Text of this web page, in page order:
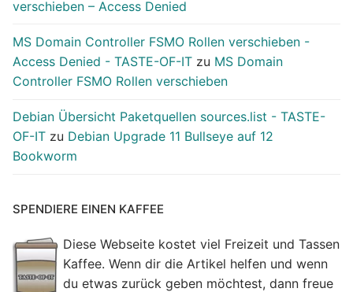
verschieben – Access Denied
MS Domain Controller FSMO Rollen verschieben -
Access Denied - TASTE-OF-IT zu MS Domain
Controller FSMO Rollen verschieben
Debian Übersicht Paketquellen sources.list - TASTE-
OF-IT zu Debian Upgrade 11 Bullseye auf 12
Bookworm
SPENDIERE EINEN KAFFEE
Diese Webseite kostet viel Freizeit und Tassen
Kaffee. Wenn dir die Artikel helfen und wenn
du etwas zurück geben möchtest, dann freue